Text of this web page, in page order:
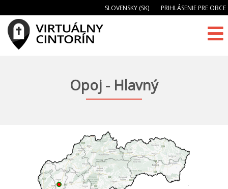
SLOVENSKY (SK) PRIHLÁSENIE PRE OBCE
Opoj - Hlavný